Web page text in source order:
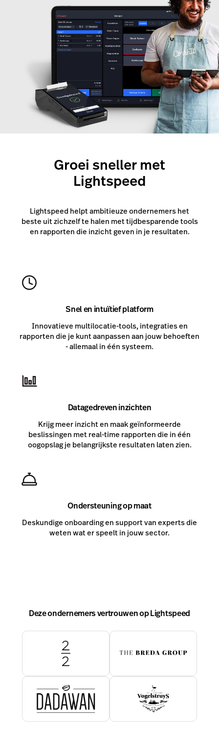
Groei sneller met
Lightspeed
Lightspeed helpt ambitieuze ondernemers het
beste uit zichzelf te halen met tijdbesparende tools
en rapporten die inzicht geven in je resultaten.
Snel en intuïtief platform
Innovatieve multilocatie-tools, integraties en
rapporten die je kunt aanpassen aan jouw behoeften
- allemaal in één systeem.
Datagedreven inzichten
Krijg meer inzicht en maak geïnformeerde
beslissingen met real-time rapporten die in één
oogopslag je belangrijkste resultaten laten zien.
Ondersteuning op maat
Deskundige onboarding en support van experts die
weten wat er speelt in jouw sector.
Deze ondernemers vertrouwen op Lightspeed